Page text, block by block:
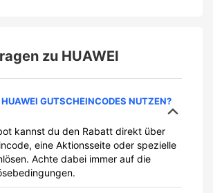
zu HUAWEI
GUTSCHEINCODES NUTZEN?
kannst du den Rabatt direkt über
eine Aktionsseite oder spezielle
Achte dabei immer auf die